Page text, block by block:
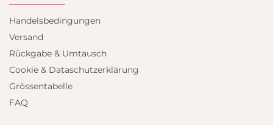
Handelsbedingungen
Versand
Rückgabe & Umtausch
Cookie & Dataschutzerklärung
Grössentabelle
FAQ